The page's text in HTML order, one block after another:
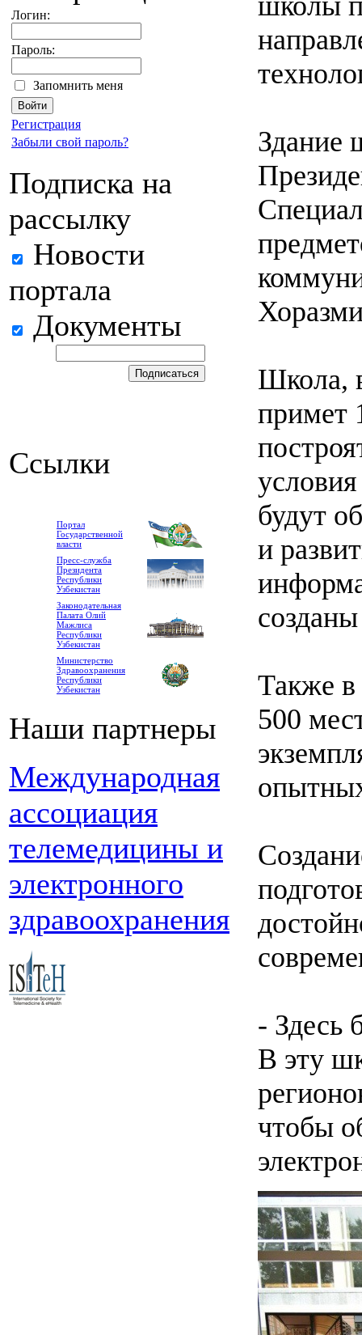
Логин:
Пароль:
Запомнить меня
Регистрация
Забыли свой пароль?
Подписка на
рассылку
Новости
портала
Документы
Ссылки
Портал
Государственной
власти
Пресс-служба
Президента
Республики
Узбекистан
Законодательная
Палата Олий
Мажлиса
Республики
Узбекистан
Министерство
Здравоохранения
Республики
Узбекистан
Наши партнеры
Международная
ассоциация
телемедицины и
электронного
здравоохранения
Здание
Школа,
примет
будут
и
Также в
500
- Здесь
В эту
чтобы